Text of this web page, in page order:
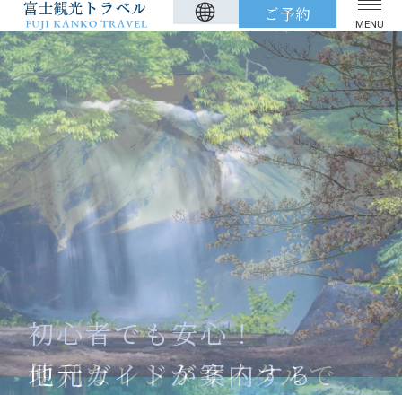
ご予約 MENU
便利なレンタサイクルで
初心者でも安心！
地元ガイドが案内する
TOP
アクティビティツアー
観光タクシー
レンタサイクル
貸切バス
FAQ
アクセス
周辺観光
荷物お預かりサービス
新着情報
標準旅行約款
特定商取引に基づく表記
カスタマーハラスメント基本指針